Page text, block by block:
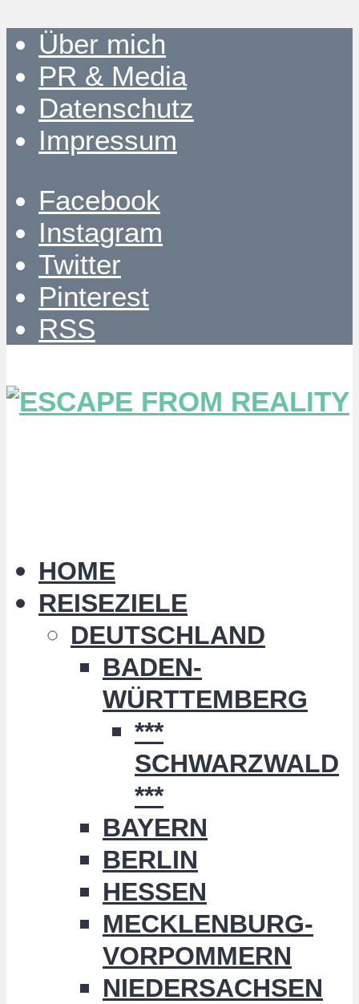
Über mich
PR & Media
Datenschutz
Impressum
Facebook
Instagram
Twitter
Pinterest
RSS
HOME
REISEZIELE
DEUTSCHLAND
BADEN-
WÜRTTEMBERG
***
SCHWARZWALD
***
BAYERN
BERLIN
HESSEN
MECKLENBURG-
VORPOMMERN
NIEDERSACHSEN